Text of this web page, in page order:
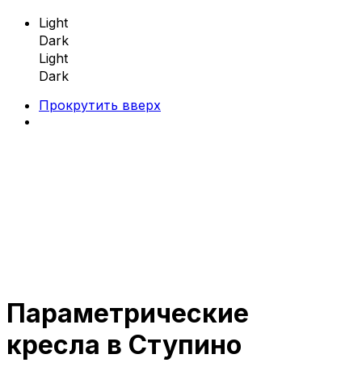
Light
Dark
Light
Dark
Прокрутить вверх
Параметрическая мебель
Параметрические скамейки
Параметрические кресла
Параметрические
кресла в Ступино